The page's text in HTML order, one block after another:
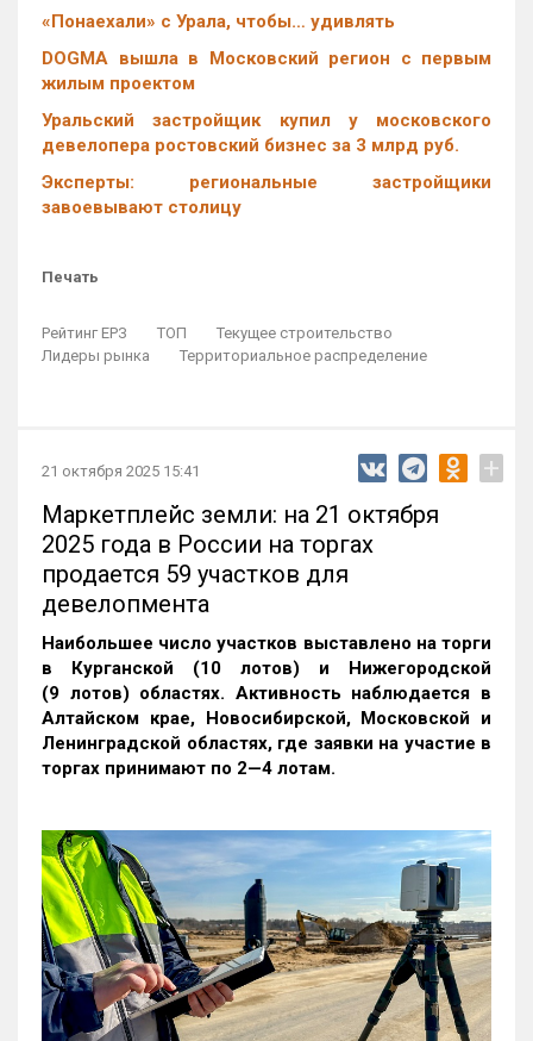
«Понаехали» с Урала, чтобы… удивлять
DOGMA вышла в Московский регион с первым
жилым проектом
Уральский застройщик купил у московского
девелопера ростовский бизнес за 3 млрд руб.
Эксперты: региональные застройщики
завоевывают столицу
Печать
Рейтинг ЕРЗ ТОП
Текущее строительство
Лидеры рынка
Территориальное распределение
21 октября 2025 15:41 +
Маркетплейс земли: на 21 октября
2025 года в России на торгах
продается 59 участков для
девелопмента
Наибольшее число участков выставлено на торги
в Курганской (10 лотов) и Нижегородской
(9 лотов) областях. Активность наблюдается в
Алтайском крае, Новосибирской, Московской и
Ленинградской областях, где заявки на участие в
торгах принимают по 2—4 лотам.